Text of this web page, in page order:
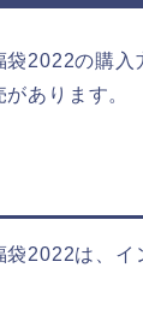
袋2022の購入
あります。
袋2022は、